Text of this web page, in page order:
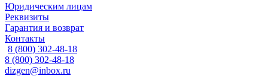
Юридическим лицам
Реквизиты
Гарантия и возврат
Контакты
8 (800) 302-48-18
8 (800) 302-48-18
dizgen@inbox.ru